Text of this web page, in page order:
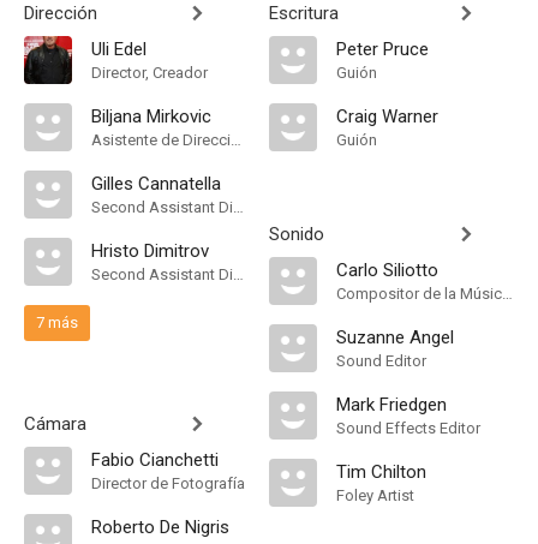
Dirección
Uli Edel
Director, Creador
Biljana Mirkovic
Asistente de Dirección
Gilles Cannatella
Second Assistant Director
Hristo Dimitrov
Second Assistant Director
7 más
Cámara
Fabio Cianchetti
Director de Fotografía
Roberto De Nigris
Escritura
Peter Pruce
Guión
Craig Warner
Guión
Sonido
Carlo Siliotto
Compositor de la Música Original
Suzanne Angel
Sound Editor
Mark Friedgen
Sound Effects Editor
Tim Chilton
Foley Artist